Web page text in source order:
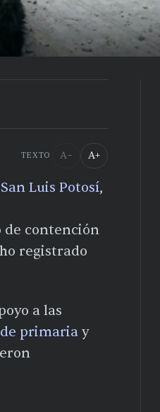
TEXTO A− A+
Luis Potosí,
contención
registrado
a las
primaria y